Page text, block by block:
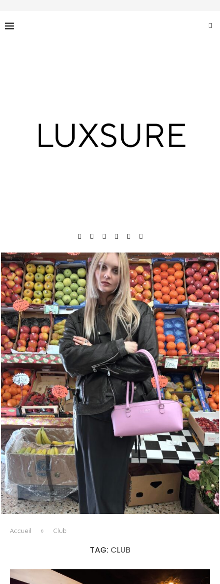
LE BAULETTO DE MM6 MAISON MARGIELA, OU LA
GÉOMÉTRIE COMME SEUL ORNEMENT
Accueil » Club
TAG: CLUB